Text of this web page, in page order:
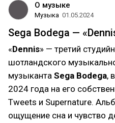
О музыке
Музыка 01.05.2024
Sega Bodega —
«Dennis» — третий
шотландского
музыканта Sega Bodega,
2024 года на его
Tweets и Supernature.
ощущение сна и чувство